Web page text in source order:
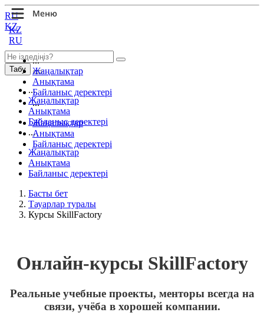
KZ
RU
...
Жаңалықтар
Анықтама
Байланыс деректері
...
Жаңалықтар
Анықтама
Байланыс деректері
RU
KZ
Табу
...
Жаңалықтар
Анықтама
Байланыс деректері
...
Жаңалықтар
Анықтама
Байланыс деректері
Басты бет
Тауарлар туралы
Курсы SkillFactory
Онлайн-курсы SkillFactory
Реальные учебные проекты, менторы всегда на
связи, учёба в хорошей компании.